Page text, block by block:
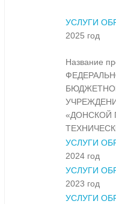
УСЛУГИ
2025 год
Название
«ДОНСКОЙ
УСЛУГИ
2024 год
УСЛУГИ
2023 год
УСЛУГИ